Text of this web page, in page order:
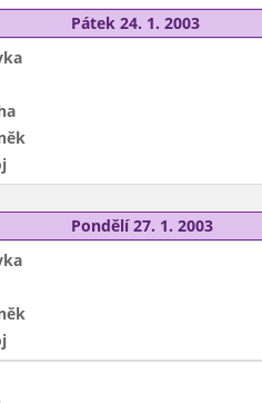
Pátek 24. 1. 2003
Pondělí 27. 1. 2003